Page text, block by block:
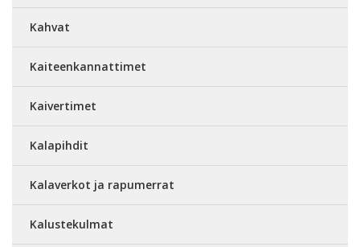
Kahvat
Kaiteenkannattimet
Kaivertimet
Kalapihdit
Kalaverkot ja rapumerrat
Kalustekulmat